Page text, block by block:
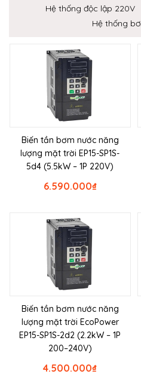
Hệ thống độc lập 220V
Hệ thống
Biến tần bơm nước năng
lượng mặt trời EP15-SP1S-
5d4 (5.5kW – 1P 220V)
₫
6.590.000
Biến tần bơm nước năng
lượng mặt trời EcoPower
EP15-SP1S-2d2 (2.2kW – 1P
200–240V)
₫
4.500.000